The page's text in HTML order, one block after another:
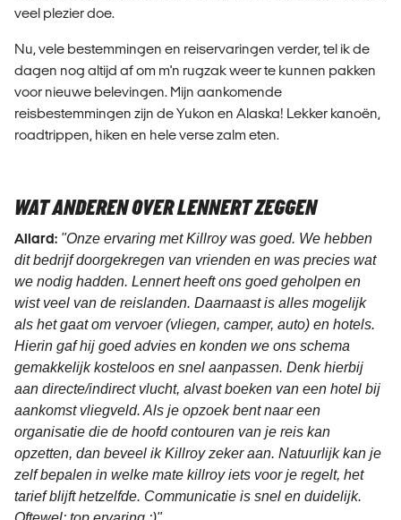
veel plezier doe.
Nu, vele bestemmingen en reiservaringen verder, tel ik de
dagen nog altijd af om m'n rugzak weer te kunnen pakken
voor nieuwe belevingen. Mijn aankomende
reisbestemmingen zijn de Yukon en Alaska! Lekker kanoën,
roadtrippen, hiken en hele verse zalm eten.
WAT ANDEREN OVER LENNERT ZEGGEN
Allard: "Onze ervaring met Killroy was goed. We hebben
dit bedrijf doorgekregen van vrienden en was precies wat
we nodig hadden. Lennert heeft ons goed geholpen en
wist veel van de reislanden. Daarnaast is alles mogelijk
als het gaat om vervoer (vliegen, camper, auto) en hotels.
Hierin gaf hij goed advies en konden we ons schema
gemakkelijk kosteloos en snel aanpassen. Denk hierbij
aan directe/indirect vlucht, alvast boeken van een hotel bij
aankomst vliegveld. Als je opzoek bent naar een
organisatie die de hoofd contouren van je reis kan
opzetten, dan beveel ik Killroy zeker aan. Natuurlijk kan je
zelf bepalen in welke mate killroy iets voor je regelt, het
tarief blijft hetzelfde. Communicatie is snel en duidelijk.